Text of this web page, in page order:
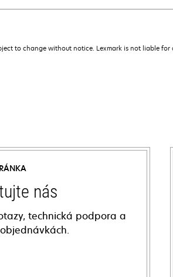
to change without notice. Lexmark is not liable for
nás
technická podpora a